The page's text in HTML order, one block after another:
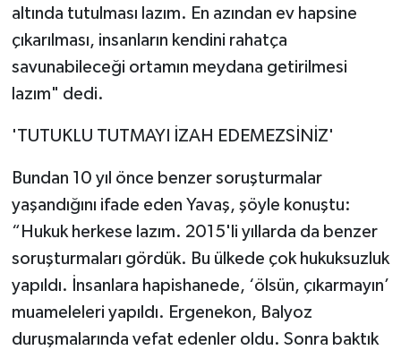
altında tutulması lazım. En azından ev hapsine
çıkarılması, insanların kendini rahatça
savunabileceği ortamın meydana getirilmesi
lazım" dedi.
'TUTUKLU TUTMAYI İZAH EDEMEZSİNİZ'
Bundan 10 yıl önce benzer soruşturmalar
yaşandığını ifade eden Yavaş, şöyle konuştu:
“Hukuk herkese lazım. 2015'li yıllarda da benzer
soruşturmaları gördük. Bu ülkede çok hukuksuzluk
yapıldı. İnsanlara hapishanede, ‘ölsün, çıkarmayın’
muameleleri yapıldı. Ergenekon, Balyoz
duruşmalarında vefat edenler oldu. Sonra baktık